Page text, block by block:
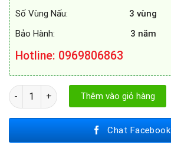
Số Vùng Nấu: 3 vùng
Bảo Hành: 3 năm
Hotline: 0969806863
BẾP TỪ MUNCHEN GM 3631 số lượng
Thêm vào giỏ hàng
Chat Facebook